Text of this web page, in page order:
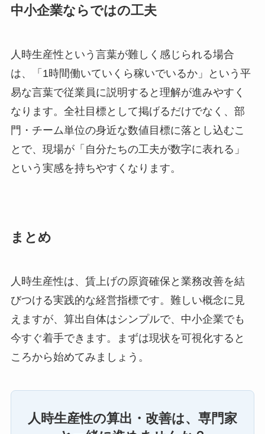
中小企業ならではの工夫
人時生産性という言葉が難しく感じられる場合
は、「1時間働いていくら稼いでいるか」という平
易な言葉で従業員に説明すると理解が進みやすく
なります。全社目標として掲げるだけでなく、部
門・チーム単位の身近な数値目標に落とし込むこ
とで、現場が「自分たちの工夫が数字に表れる」
という実感を持ちやすくなります。
まとめ
人時生産性は、賃上げの原資確保と業務改善を結
びつける実践的な経営指標です。難しい概念に見
えますが、算出自体はシンプルで、中小企業でも
今すぐ着手できます。まずは現状を可視化すると
ころから始めてみましょう。
人時生産性の算出・改善は、専門家